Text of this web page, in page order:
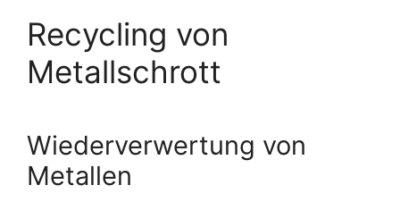
Recycling von
Metallschrott
Wiederverwertung von
Metallen